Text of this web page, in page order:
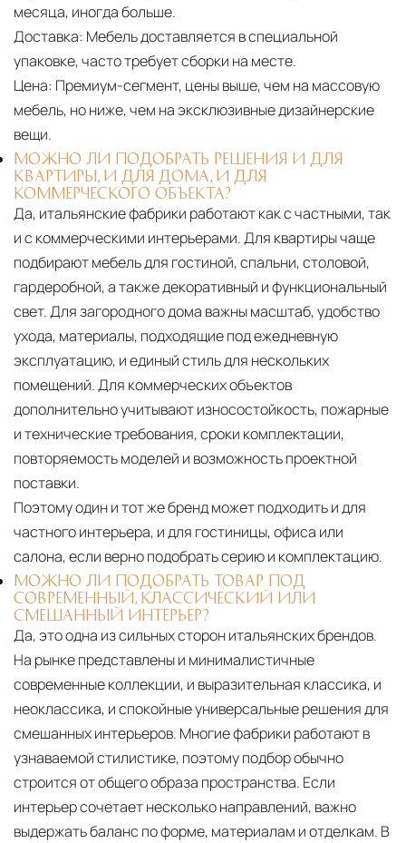
месяца, иногда больше.
Доставка: Мебель доставляется в специальной
упаковке, часто требует сборки на месте.
Цена: Премиум-сегмент, цены выше, чем на массовую
мебель, но ниже, чем на эксклюзивные дизайнерские
вещи.
МОЖНО ЛИ ПОДОБРАТЬ РЕШЕНИЯ И ДЛЯ
КВАРТИРЫ, И ДЛЯ ДОМА, И ДЛЯ
КОММЕРЧЕСКОГО ОБЪЕКТА?
Да, итальянские фабрики работают как с частными, так
и с коммерческими интерьерами. Для квартиры чаще
подбирают мебель для гостиной, спальни, столовой,
гардеробной, а также декоративный и функциональный
свет. Для загородного дома важны масштаб, удобство
ухода, материалы, подходящие под ежедневную
эксплуатацию, и единый стиль для нескольких
помещений. Для коммерческих объектов
дополнительно учитывают износостойкость, пожарные
и технические требования, сроки комплектации,
повторяемость моделей и возможность проектной
поставки.
Поэтому один и тот же бренд может подходить и для
частного интерьера, и для гостиницы, офиса или
салона, если верно подобрать серию и комплектацию.
МОЖНО ЛИ ПОДОБРАТЬ ТОВАР ПОД
СОВРЕМЕННЫЙ, КЛАССИЧЕСКИЙ ИЛИ
СМЕШАННЫЙ ИНТЕРЬЕР?
Да, это одна из сильных сторон итальянских брендов.
На рынке представлены и минималистичные
современные коллекции, и выразительная классика, и
неоклассика, и спокойные универсальные решения для
смешанных интерьеров. Многие фабрики работают в
узнаваемой стилистике, поэтому подбор обычно
строится от общего образа пространства. Если
интерьер сочетает несколько направлений, важно
выдержать баланс по форме, материалам и отделкам. В